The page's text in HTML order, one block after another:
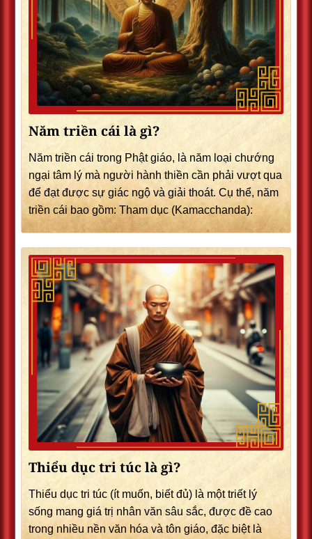
Năm triền cái là gì?
Năm triền cái trong Phật giáo, là năm loại chướng
ngại tâm lý mà người hành thiền cần phải vượt qua
để đạt được sự giác ngộ và giải thoát. Cụ thể, năm
triền cái bao gồm: Tham dục (Kamacchanda):
Thiểu dục tri túc là gì?
Thiểu dục tri túc (ít muốn, biết đủ) là một triết lý
sống mang giá trị nhân văn sâu sắc, được đề cao
trong nhiều nền văn hóa và tôn giáo, đặc biệt là